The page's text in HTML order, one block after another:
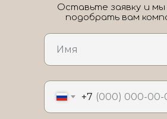
ЛоШАРик на
+7
Оставьте заявку и
подобрать вам